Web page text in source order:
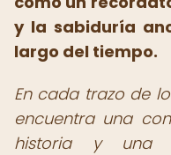
y la sabiduría
largo del tiempo.
En cada trazo de
encuentra una
historia y una